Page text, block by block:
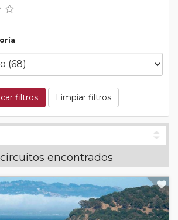
filtros Limpiar filtros
encontrados